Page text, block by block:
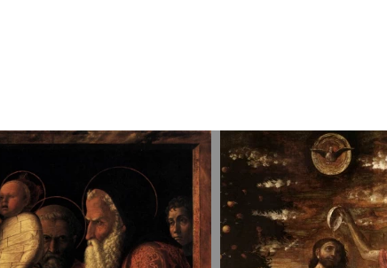
Paaukojimas
šventykloje.
Andrea
Mantegna,